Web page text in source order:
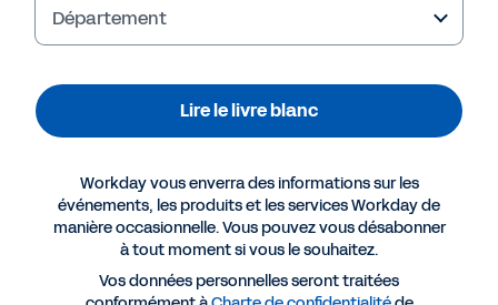
Département
Lire le livre blanc
Workday vous enverra des informations sur les
événements, les produits et les services Workday de
manière occasionnelle. Vous pouvez vous désabonner
à tout moment si vous le souhaitez.
Vos données personnelles seront traitées